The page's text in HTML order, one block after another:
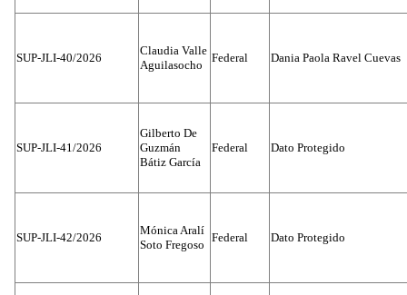
SUP-JLI-40/2026
Claudia Valle
Aguilasocho
Federal Dania Paola Ravel Cuevas
SUP-JLI-41/2026
Gilberto De
Guzmán
Bátiz García
Federal Dato Protegido
SUP-JLI-42/2026
Mónica Aralí
Soto Fregoso
Federal Dato Protegido